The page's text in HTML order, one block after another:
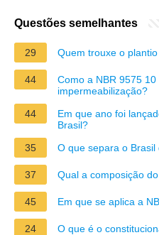
Questões semelhantes
29 Quem trouxe o
44
Como a NBR 9575
impermeabilização?
44
Em que ano foi
Brasil?
35
O que separa o Brasil
37 Qual a composição
45 Em que se aplica a
24 O que é o